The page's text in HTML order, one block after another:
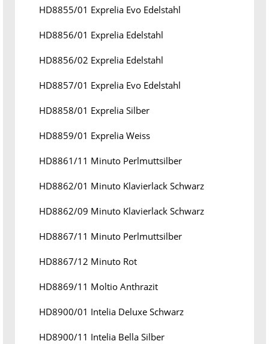
HD8855/01 Exprelia Evo Edelstahl
HD8856/01 Exprelia Edelstahl
HD8856/02 Exprelia Edelstahl
HD8857/01 Exprelia Evo Edelstahl
HD8858/01 Exprelia Silber
HD8859/01 Exprelia Weiss
HD8861/11 Minuto Perlmuttsilber
HD8862/01 Minuto Klavierlack Schwarz
HD8862/09 Minuto Klavierlack Schwarz
HD8867/11 Minuto Perlmuttsilber
HD8867/12 Minuto Rot
HD8869/11 Moltio Anthrazit
HD8900/01 Intelia Deluxe Schwarz
HD8900/11 Intelia Bella Silber